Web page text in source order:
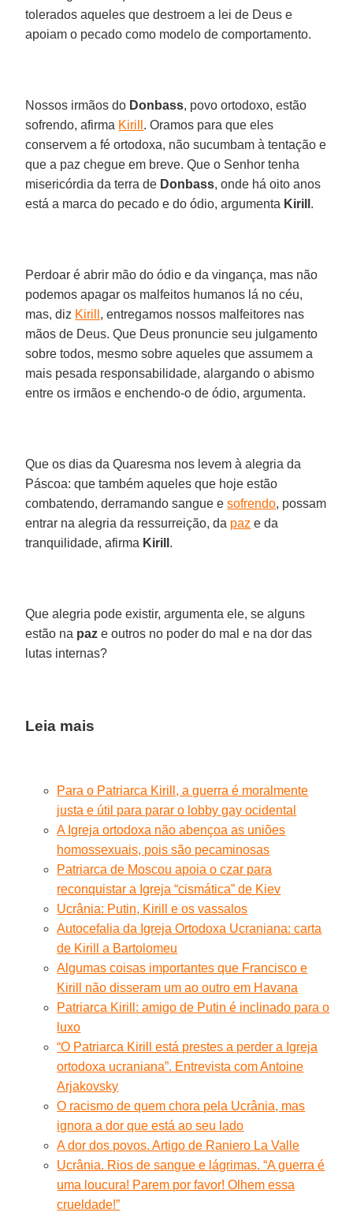
tolerados aqueles que destroem a lei de Deus e
apoiam o pecado como modelo de comportamento.
Nossos irmãos do Donbass, povo ortodoxo, estão
sofrendo, afirma Kirill . Oramos para que eles
conservem a fé ortodoxa, não sucumbam à tentação e
que a paz chegue em breve. Que o Senhor tenha
misericórdia da terra de Donbass, onde há oito anos
está a marca do pecado e do ódio, argumenta Kirill .
Perdoar é abrir mão do ódio e da vingança, mas não
podemos apagar os malfeitos humanos lá no céu,
mas, diz Kirill , entregamos nossos malfeitores nas
mãos de Deus. Que Deus pronuncie seu julgamento
sobre todos, mesmo sobre aqueles que assumem a
mais pesada responsabilidade, alargando o abismo
entre os irmãos e enchendo-o de ódio, argumenta.
Que os dias da Quaresma nos levem à alegria da
Páscoa: que também aqueles que hoje estão
combatendo, derramando sangue esofrendo, possam
entrar na alegria da ressurreição, da paz e da
tranquilidade, afirma Kirill .
Que alegria pode existir, argumenta ele, se alguns
estão na paz e outros no poder do mal e na dor das
lutas internas?
Leia mais
Para o Patriarca Kirill, a guerra é moralmente
justa e útil para parar o lobby gay ocidental
A Igreja ortodoxa não abençoa as uniões
homossexuais, pois são pecaminosas
Patriarca de Moscou apoia o czar para
reconquistar a Igreja “cismática” de Kiev
Ucrânia: Putin, Kirill e os vassalos
Autocefalia da Igreja Ortodoxa Ucraniana: carta
de Kirill a Bartolomeu
Algumas coisas importantes que Francisco e
Kirill não disseram um ao outro em Havana
Patriarca Kirill: amigo de Putin é inclinado para o
luxo
“O Patriarca Kirill está prestes a perder a Igreja
ortodoxa ucraniana”. Entrevista com Antoine
Arjakovsky
O racismo de quem chora pela Ucrânia, mas
ignora a dor que está ao seu lado
A dor dos povos. Artigo de Raniero La Valle
Ucrânia. Rios de sangue e lágrimas. “A guerra é
uma loucura! Parem por favor! Olhem essa
crueldade!”